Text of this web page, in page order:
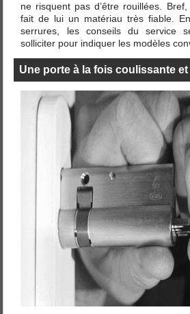
ne risquent pas d’être rouillées.
fait de lui un matériau très fiable.
serrures, les conseils du service
solliciter pour indiquer les modèles
Une porte à la fois coulissante et